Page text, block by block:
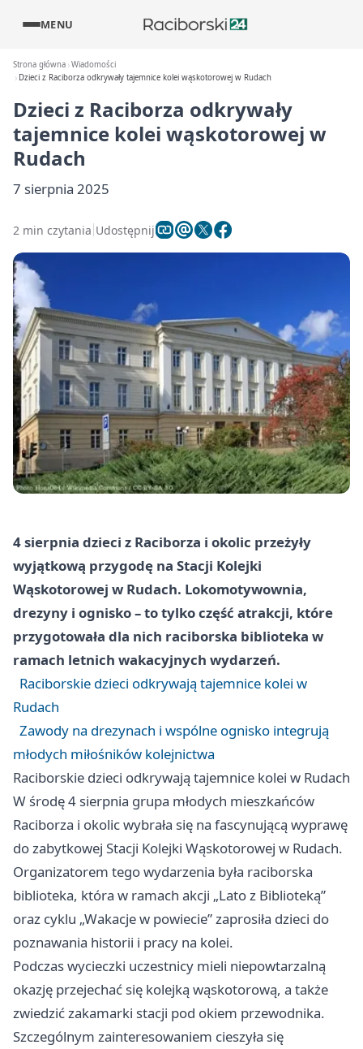
MENU
Strona główna Wiadomości
Dzieci z Raciborza odkrywały tajemnice kolei wąskotorowej w Rudach
Dzieci z Raciborza odkrywały
tajemnice kolei wąskotorowej w
Rudach
7 sierpnia 2025
2 min czytania Udostępnij
4 sierpnia dzieci z Raciborza i okolic przeżyły
wyjątkową przygodę na Stacji Kolejki
Wąskotorowej w Rudach. Lokomotywownia,
drezyny i ognisko – to tylko część atrakcji, które
przygotowała dla nich raciborska biblioteka w
ramach letnich wakacyjnych wydarzeń.
Raciborskie dzieci odkrywają tajemnice kolei w
Rudach
Zawody na drezynach i wspólne ognisko integrują
młodych miłośników kolejnictwa
Raciborskie dzieci odkrywają tajemnice kolei w Rudach
W środę 4 sierpnia grupa młodych mieszkańców
Raciborza i okolic wybrała się na fascynującą wyprawę
do zabytkowej Stacji Kolejki Wąskotorowej w Rudach.
Organizatorem tego wydarzenia była raciborska
biblioteka, która w ramach akcji „Lato z Biblioteką”
oraz cyklu „Wakacje w powiecie” zaprosiła dzieci do
poznawania historii i pracy na kolei.
Podczas wycieczki uczestnicy mieli niepowtarzalną
okazję przejechać się kolejką wąskotorową, a także
zwiedzić zakamarki stacji pod okiem przewodnika.
Szczególnym zainteresowaniem cieszyła się